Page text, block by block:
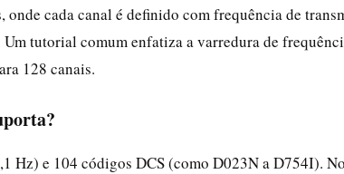
cada canal é definido com frequência de
tutorial comum enfatiza a varredura de
128 canais.
Hz) e 104 códigos DCS (como D023N a D754I). No